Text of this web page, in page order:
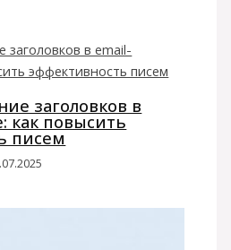
заголовков в
как повысить
писем